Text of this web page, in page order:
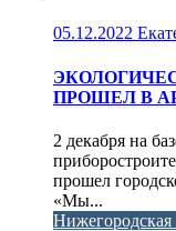
05.12.2022
ПРОШЕЛ В
2 декабря на
прошел
«Мы...
Нижегородская